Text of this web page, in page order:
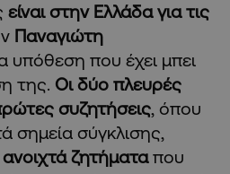
είναι στην Ελλάδα για τις
Παναγιώτη
υπόθεση που έχει μπει
της. Οι δύο πλευρές
συζητήσεις, όπου
σημεία σύγκλισης,
ζητήματαπου